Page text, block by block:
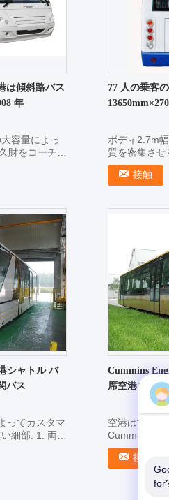
は傾斜路バス
年
容量によっ
財をコーチし
ロンが付い
77 人の乗客
ボディ2.7m
質を密集させ
数および構成
Specs 1。
接触
シャトル バ
バス
ってカスタマ
細部: 1. 両側
多くの移動
ミニウム ボ
Cummins
席空港コーチ
空港は世界の
Cummins
異常な輸送容
短い搭乗の
接触